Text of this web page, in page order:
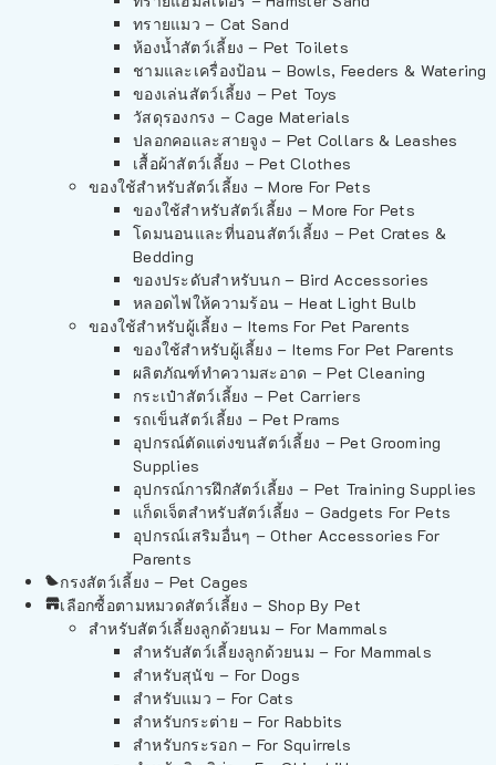
ทรายแมว – Cat Sand
ห้องน้ำสัตว์เลี้ยง – Pet Toilets
ชามและเครื่องป้อน – Bowls, Feeders & Watering
ของเล่นสัตว์เลี้ยง – Pet Toys
วัสดุรองกรง – Cage Materials
ปลอกคอและสายจูง – Pet Collars & Leashes
เสื้อผ้าสัตว์เลี้ยง – Pet Clothes
ของใช้สำหรับสัตว์เลี้ยง – More For Pets
ของใช้สำหรับสัตว์เลี้ยง – More For Pets
โดมนอนและที่นอนสัตว์เลี้ยง – Pet Crates &
Bedding
ของประดับสำหรับนก – Bird Accessories
หลอดไฟให้ความร้อน – Heat Light Bulb
ของใช้สำหรับผู้เลี้ยง – Items For Pet Parents
ของใช้สำหรับผู้เลี้ยง – Items For Pet Parents
ผลิตภัณฑ์ทำความสะอาด – Pet Cleaning
กระเป๋าสัตว์เลี้ยง – Pet Carriers
รถเข็นสัตว์เลี้ยง – Pet Prams
อุปกรณ์ตัดแต่งขนสัตว์เลี้ยง – Pet Grooming
Supplies
อุปกรณ์การฝึกสัตว์เลี้ยง – Pet Training Supplies
แก็ดเจ็ตสำหรับสัตว์เลี้ยง – Gadgets For Pets
อุปกรณ์เสริมอื่นๆ – Other Accessories For
Parents
กรงสัตว์เลี้ยง – Pet Cages
เลือกซื้อตามหมวดสัตว์เลี้ยง – Shop By Pet
สำหรับสัตว์เลี้ยงลูกด้วยนม – For Mammals
สำหรับสัตว์เลี้ยงลูกด้วยนม – For Mammals
สำหรับสุนัข – For Dogs
สำหรับแมว – For Cats
สำหรับกระต่าย – For Rabbits
สำหรับกระรอก – For Squirrels